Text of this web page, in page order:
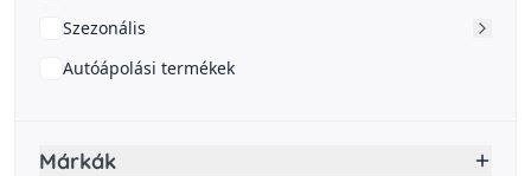
Szezonális
Autóápolási termékek
Márkák